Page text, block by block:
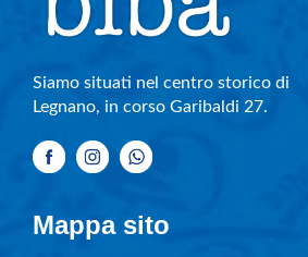
Siamo situati nel centro storico di
Legnano, in corso Garibaldi 27.
Mappa sito